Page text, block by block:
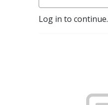
Log in to continue.